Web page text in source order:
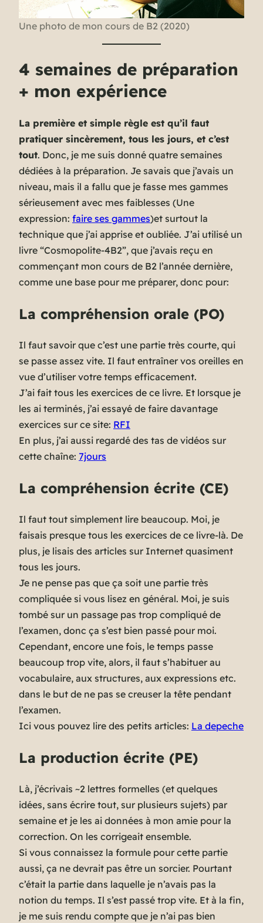
Une photo de mon cours de B2 (2020)
4 semaines de préparation
+ mon expérience
La première et simple règle est qu’il faut
pratiquer sincèrement, tous les jours, et c’est
tout. Donc, je me suis donné quatre semaines
dédiées à la préparation. Je savais que j’avais un
niveau, mais il a fallu que je fasse mes gammes
sérieusement avec mes faiblesses (Une
expression: faire ses gammes)et surtout la
technique que j’ai apprise et oubliée. J’ai utilisé un
livre “Cosmopolite-4B2”, que j’avais reçu en
commençant mon cours de B2 l’année dernière,
comme une base pour me préparer, donc pour:
La compréhension orale (PO)
Il faut savoir que c’est une partie très courte, qui
se passe assez vite. Il faut entraîner vos oreilles en
vue d’utiliser votre temps efficacement.
J’ai fait tous les exercices de ce livre. Et lorsque je
les ai terminés, j’ai essayé de faire davantage
exercices sur ce site: RFI
En plus, j’ai aussi regardé des tas de vidéos sur
cette chaîne: 7jours
La compréhension écrite (CE)
Il faut tout simplement lire beaucoup. Moi, je
faisais presque tous les exercices de ce livre-là. De
plus, je lisais des articles sur Internet quasiment
tous les jours.
Je ne pense pas que ça soit une partie très
compliquée si vous lisez en général. Moi, je suis
tombé sur un passage pas trop compliqué de
l’examen, donc ça s’est bien passé pour moi.
Cependant, encore une fois, le temps passe
beaucoup trop vite, alors, il faut s’habituer au
vocabulaire, aux structures, aux expressions etc.
dans le but de ne pas se creuser la tête pendant
l’examen.
Ici vous pouvez lire des petits articles: La depeche
La production écrite (PE)
Là, j’écrivais ~2 lettres formelles (et quelques
idées, sans écrire tout, sur plusieurs sujets) par
semaine et je les ai données à mon amie pour la
correction. On les corrigeait ensemble.
Si vous connaissez la formule pour cette partie
aussi, ça ne devrait pas être un sorcier. Pourtant
c’était la partie dans laquelle je n’avais pas la
notion du temps. Il s’est passé trop vite. Et à la fin,
je me suis rendu compte que je n’ai pas bien